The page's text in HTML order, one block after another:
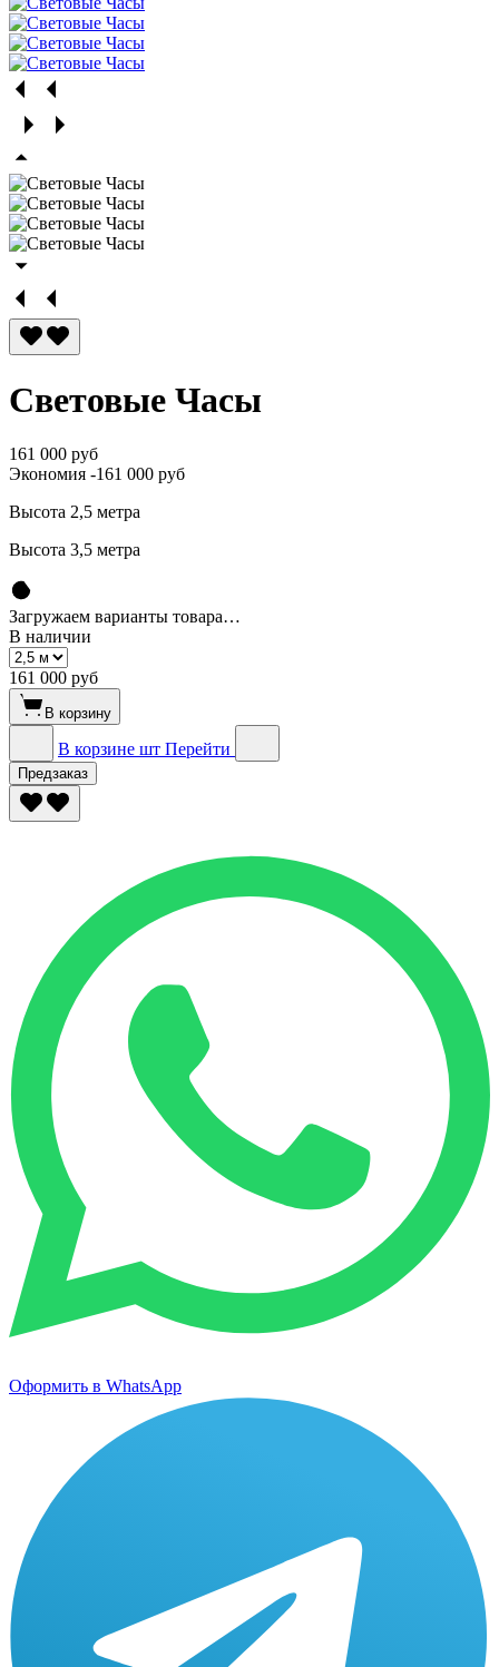
Световые Часы
161 000 руб
Экономия -161 000 руб
Высота 2,5 метра
Высота 3,5 метра
Загружаем варианты товара…
В наличии
161 000 руб
В корзину
В корзине шт Перейти
Предзаказ
Оформить в WhatsApp